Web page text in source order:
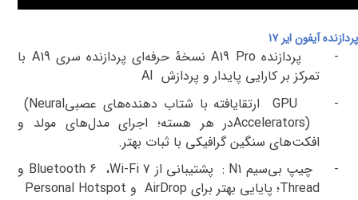
پردازنده آیفون ایر ۱۷
- پردازنده A19 Pro نسخهٔ حرفه‌ای پردازنده‌ سری A19 با
تمرکز بر کارایی پایدار و پردازش AI
-
GPU ارتقایافته با شتاب ‌دهنده‌های عصبی(Neural
Accelerators)در هر هسته؛ اجرای مدل‌های مولد و
افکت‌های سنگین گرافیکی با ثبات بهتر.
-
چیپ بی‌سیم N1
: پشتیبانی از Wi-Fi 7، Bluetooth 6 و
Thread؛ پایایی بهتر برای AirDrop و Personal Hotspot